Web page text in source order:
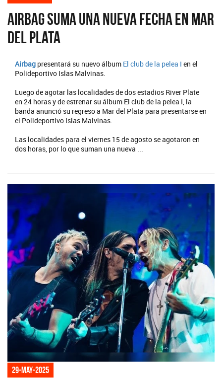
Airbag suma una nueva fecha en Mar
del Plata
Airbag presentará su nuevo álbum El club de la pelea I en el
Polideportivo Islas Malvinas.
Luego de agotar las localidades de dos estadios River Plate
en 24 horas y de estrenar su álbum El club de la pelea I, la
banda anunció su regreso a Mar del Plata para presentarse en
el Polideportivo Islas Malvinas.
Las localidades para el viernes 15 de agosto se agotaron en
dos horas, por lo que suman una nueva ...
29-may-2025